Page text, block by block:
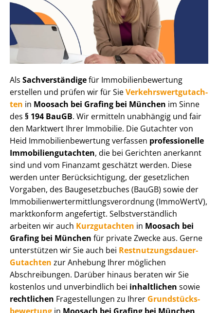
Als Sachverständigefür Im­mo­bi­li­en­be­wer­tung
erstellen und prüfen wir für SieVer­kehrs­wert­gut­ach­
ten in Moosach bei Grafing bei München im Sinne
des § 194 BauGB. Wir ermitteln unabhängig und fair
den Marktwert Ihrer Immobilie. Die Gutachter von
Heid Im­mo­bi­li­en­be­wer­tung verfassen professionelle
Im­mo­bi­li­en­gut­ach­ten, die bei Gerichten anerkannt
sind und vom Finanzamt geschätzt werden. Diese
werden unter Be­rück­sich­ti­gung, der gesetzlichen
Vorgaben, des Baugesetzbuches (BauGB) sowie der
Im­mo­bi­li­en­wert­ermitt­lungs­ver­ord­nung (ImmoWertV),
marktkonform angefertigt. Selbst­ver­ständ­lich
arbeiten wir auch Kurzgutachten in Moosach bei
Grafing bei München für private Zwecke aus. Gerne
unterstützen wir Sie auch bei Rest­nut­zungs­dau­er-
Gutachten zur Anhebung Ihrer möglichen
Abschreibungen. Darüber hinaus beraten wir Sie
kostenlos und unverbindlich bei inhaltlichen sowie
rechtlichen Fragestellungen zu Ihrer Grund­stücks­